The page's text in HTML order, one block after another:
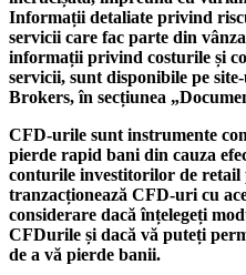
Informații detaliate privind
servicii care fac parte din
informații privind costurile și
servicii, sunt disponibile pe
Brokers, în secțiunea
CFD-urile sunt instrumente
pierde rapid bani din cauza
conturile investitorilor de retail
tranzacționează CFD-uri cu
considerare dacă înțelegeți
CFDurile și dacă vă puteți
de a vă pierde banii.